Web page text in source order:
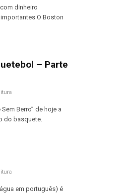
dinheiro
O Boston
– Parte
Berro” de hoje a
do basquete.
em português) é